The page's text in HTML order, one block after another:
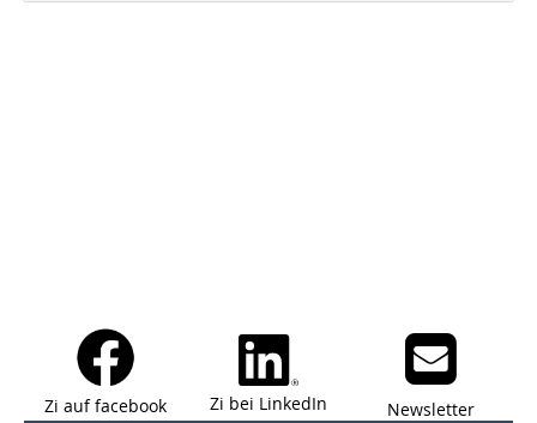
Zi auf facebook Zi bei LinkedIn Newsletter